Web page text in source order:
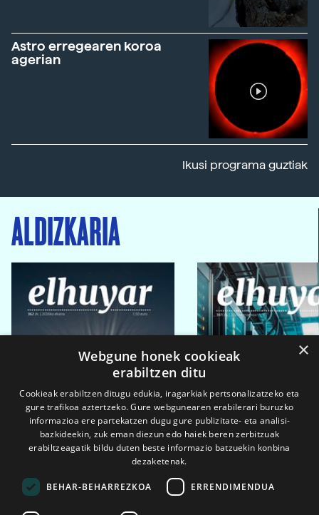
Astro erregearen koroa
agerian
Ikusi programa guztiak
ALDIZKARIA
×
Webgune honek cookieak
erabiltzen ditu
Cookieak erabiltzen ditugu edukia, iragarkiak pertsonalizatzeko eta
gure trafikoa aztertzeko. Gure webgunearen erabilerari buruzko
informazioa ere partekatzen dugu gure publizitate- eta analisi-
bazkideekin, zuk eman diezun edo haiek beren zerbitzuak
erabiltzeagatik bildu duten beste informazio batzuekin konbina
dezaketenak.
BEHAR-BEHARREZKOA ERRENDIMENDUA